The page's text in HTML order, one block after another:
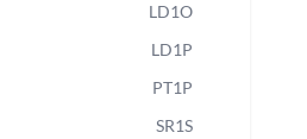
LD1O
LD1P
PT1P
SR1S